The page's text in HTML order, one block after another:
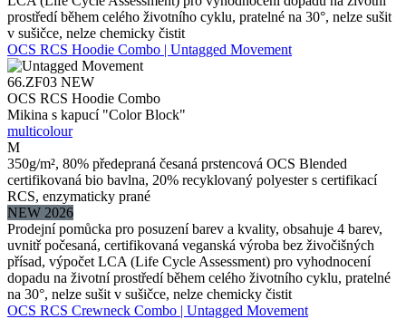
prostředí během celého životního cyklu, pratelné na 30°, nelze sušit
v sušičce, nelze chemicky čistit
OCS RCS Hoodie Combo | Untagged Movement
66.ZF03 NEW
OCS RCS Hoodie Combo
Mikina s kapucí "Color Block"
multicolour
M
350g/m², 80% předepraná česaná prstencová OCS Blended
certifikovaná bio bavlna, 20% recyklovaný polyester s certifikací
RCS, enzymaticky prané
NEW 2026
Prodejní pomůcka pro posuzení barev a kvality, obsahuje 4 barev,
uvnitř počesaná, certifikovaná veganská výroba bez živočišných
přísad, výpočet LCA (Life Cycle Assessment) pro vyhodnocení
dopadu na životní prostředí během celého životního cyklu, pratelné
na 30°, nelze sušit v sušičce, nelze chemicky čistit
OCS RCS Crewneck Combo | Untagged Movement